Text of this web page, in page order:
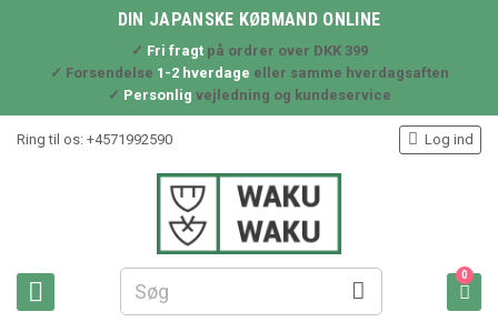
DIN JAPANSKE KØBMAND ONLINE
✓ Fri fragtpå ordrer over DKK 399
✓ Forsendelse 1-2 hverdage eller samme hverdagsaften
✓ Personlig vejledning og kundeservice
Ring til os: +4571992590
 
 Log ind

0